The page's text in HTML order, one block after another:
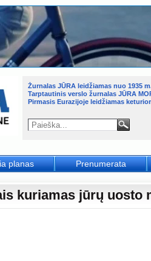
kuriamas jūrų uosto
planas Prenumerata
Žurnalas JŪRA leidžiamas nuo 1935
Tarptautinis verslo žurnalas JŪRA
Pirmasis Eurazijoje leidžiamas